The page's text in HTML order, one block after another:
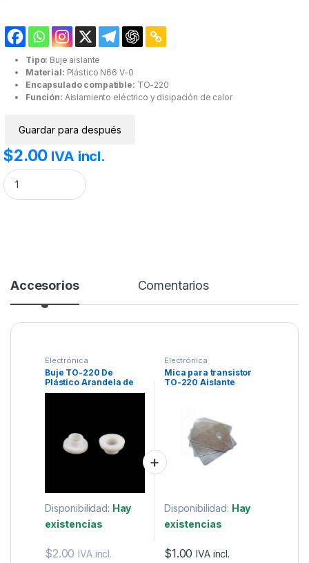
Tipo: Buje aislante
Material: Plástico N66 V-0
Encapsulado compatible: TO-220
Función: Aislamiento eléctrico y disipación de calor
Guardar para después
$2.00 IVA incl.
Buje TO-220 De Plástico Arandela de Aislamiento Para Transistor.
Accesorios Comentarios
Electrónica
Buje TO-220 De
Plástico Arandela de
Aislamiento Para
Disponibilidad: Hay
existencias
$2.00 IVA incl.
Electrónica
Mica para transistor
TO-220 Aislante
Disponibilidad: Hay
existencias
$1.00 IVA incl.